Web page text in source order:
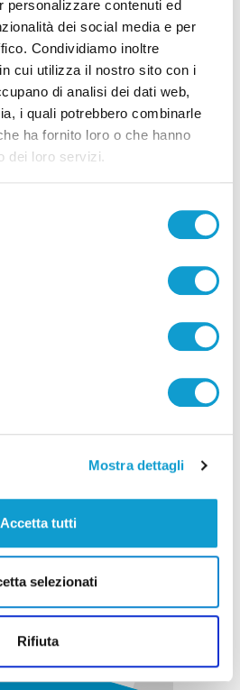
personalizzare contenuti ed
dei social media e per
Condividiamo inoltre
cui utilizza il nostro sito con i
di analisi dei dati web,
i quali potrebbero combinarle
ha fornito loro o che hanno
dei loro servizi.
Mostra dettagli
Accetta tutti
selezionati
Rifiuta
Pubblicità